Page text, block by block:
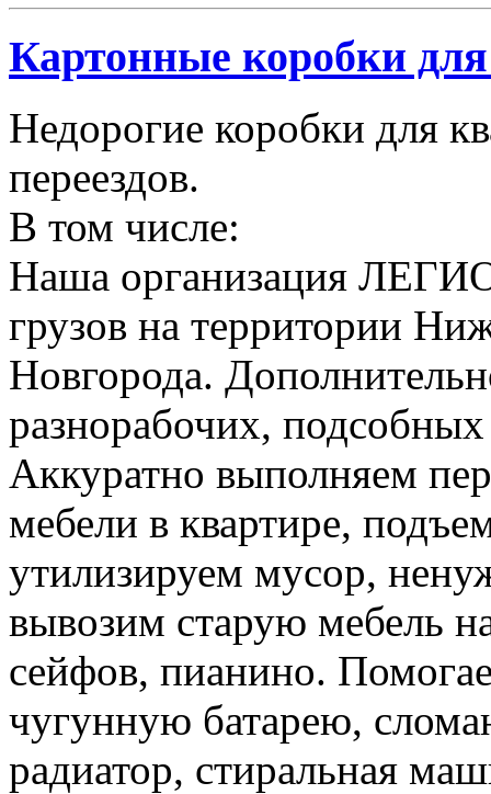
Картонные коробки для
Недорогие коробки для
переездов.
В том числе:
Наша организация
грузов на территории
Новгорода.
разнорабочих,
Аккуратно выполняем
мебели в квартире,
утилизируем мусор,
вывозим старую мебель
сейфов, пианино.
чугунную батарею,
радиатор, стиральная